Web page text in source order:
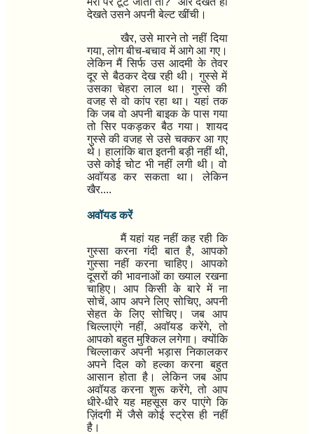
देखते उसने अपनी बेल्ट खींची।
खैर,उसे मारने तो नहीं दिया
गया,लोग बीच-बचाव में आगे आ गए।
लेकिन मैं सिर्फ उस आदमी के तेवर
दूर से बैठकर देख रही थी। गुस्से में
उसका चेहरा लाल था। गुस्से की
वजह से वो कांप रहा था। यहां तक
कि जब वो अपनी बाइक के पास गया
तो सिर पकड़कर बैठ गया। शायद
गुस्से की वजह से उसे चक्कर आ गए
थे। हालांकि बात इतनी बड़ी नहीं थी,
उसे कोई चोट भी नहीं लगी थी। वो
अवॉयड कर सकता था। लेकिन
खैर....
अवॉयड करें
मैं यहां यह नहीं कह रही कि
गुस्सा करना गंदी बात है, आपको
गुस्सा नहीं करना चाहिए। आपको
दूसरों की भावनाओं का ख्याल रखना
चाहिए। आप किसी के बारे में ना
सोचें,आप अपने लिए सोचिए, अपनी
सेहत के लिए सोचिए।
जब आप
चिल्लाएंगे नहीं, अवॉयड करेंगे,तो
आपको बहुत मुश्किल लगेगा। क्योंकि
चिल्लाकर अपनी भड़ास निकालकर
अपने दिल को हल्का करना बहुत
आसान होता है। लेकिन जब आप
अवॉयड करना शुरू करेंगे,तो आप
धीरे-धीरे यह महसूस कर पाएंगे कि
ज़िंदगी में जैसे कोई स्ट्रेस ही नहीं
है।